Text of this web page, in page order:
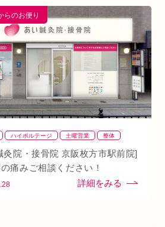
らのお便り
ハイボルテージ 土曜営業
整体
肩 背骨矯正 腰 血流改善
鍼灸
首 駅近 骨盤矯正
灸院・接骨院 京阪枚方市駅前院]
痛みご相談ください！